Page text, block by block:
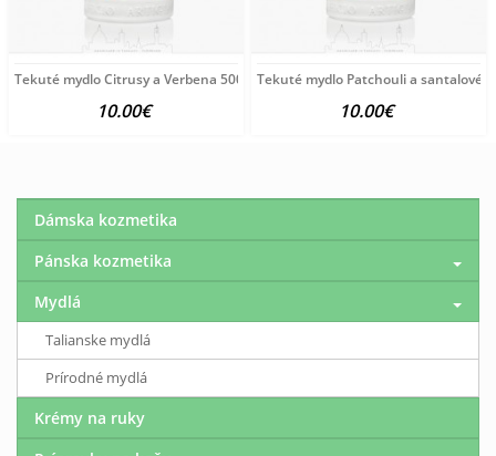
Tekuté mydlo Citrusy a Verbena 500 ml SA Fiorentino
10.00€
Tekuté mydlo Patchouli a santalové
10.00€
Dámska kozmetika
Pánska kozmetika
Mydlá
Talianske mydlá
Prírodné mydlá
Krémy na ruky